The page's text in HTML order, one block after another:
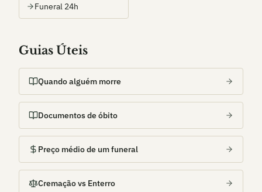
Funeral 24h
Guias Úteis
Quando alguém morre
Documentos de óbito
Preço médio de um funeral
Cremação vs Enterro